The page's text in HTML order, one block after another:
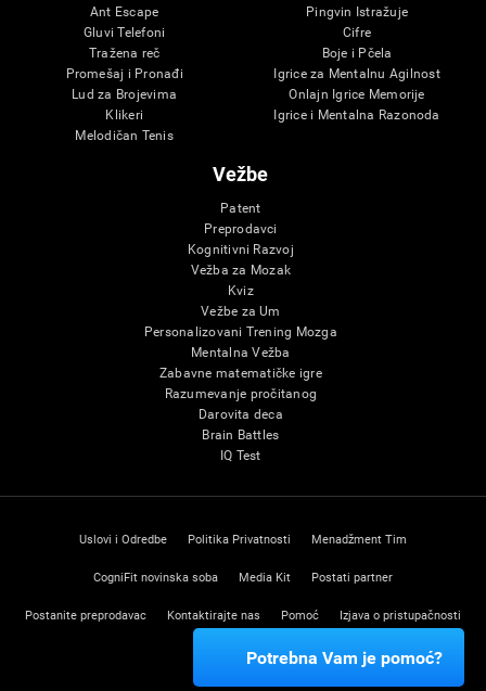
Ant Escape
Gluvi Telefoni
Tražena reč
Promešaj i Pronađi
Lud za Brojevima
Klikeri
Melodičan Tenis
Pingvin Istražuje
Cifre
Boje i Pčela
Igrice za Mentalnu Agilnost
Onlajn Igrice Memorije
Igrice i Mentalna Razonoda
Vežbe
Patent
Preprodavci
Kognitivni Razvoj
Vežba za Mozak
Kviz
Vežbe za Um
Personalizovani Trening Mozga
Mentalna Vežba
Zabavne matematičke igre
Razumevanje pročitanog
Darovita deca
Brain Battles
IQ Test
Uslovi i Odredbe Politika Privatnosti Menadžment Tim
CogniFit novinska soba Media Kit Postati partner
Postanite preprodavac Kontaktirajte nas Pomoć Izjava o pristupačnosti
Centar poverenjaPotrebna Vam je pomoć?